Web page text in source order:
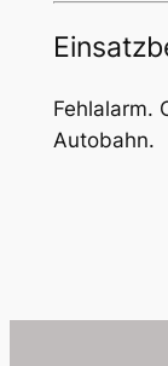
Fehlalarm.
Autobahn.